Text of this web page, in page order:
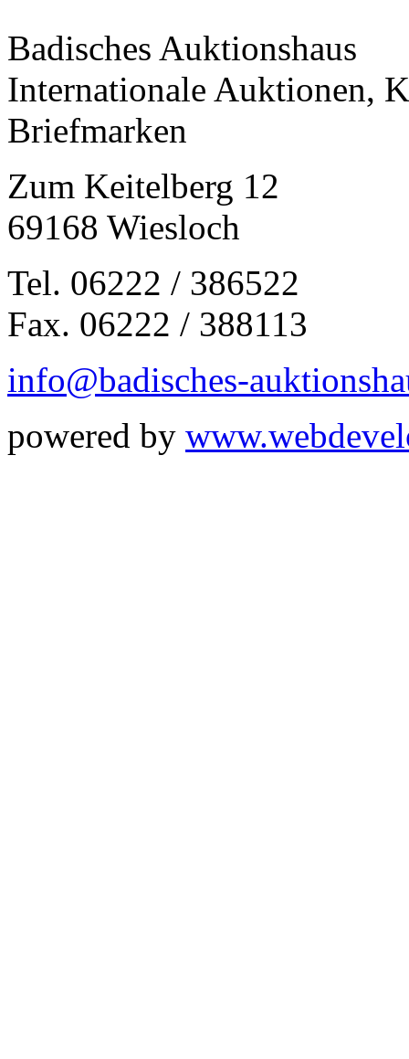
Badisches Auktionshaus
Internationale Auktionen,
Briefmarken
Zum Keitelberg 12
69168 Wiesloch
Tel. 06222 / 386522
Fax. 06222 / 388113
info@badisches-
powered by